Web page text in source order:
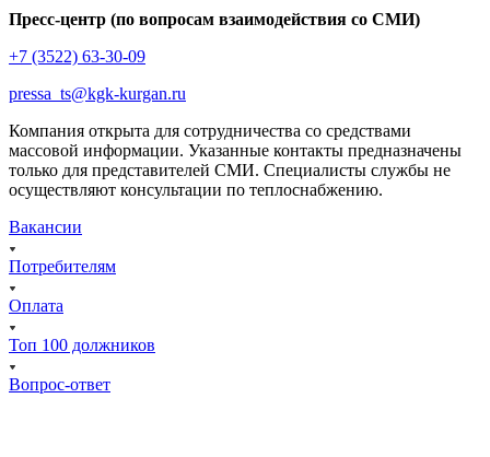
Пресс-центр (по вопросам взаимодействия со СМИ)
+7 (3522) 63-30-09
pressa_ts@kgk-kurgan.ru
Компания открыта для сотрудничества со средствами
массовой информации. Указанные контакты предназначены
только для представителей СМИ. Специалисты службы не
осуществляют консультации по теплоснабжению.
Вакансии
Потребителям
Оплата
Топ 100 должников
Вопрос-ответ